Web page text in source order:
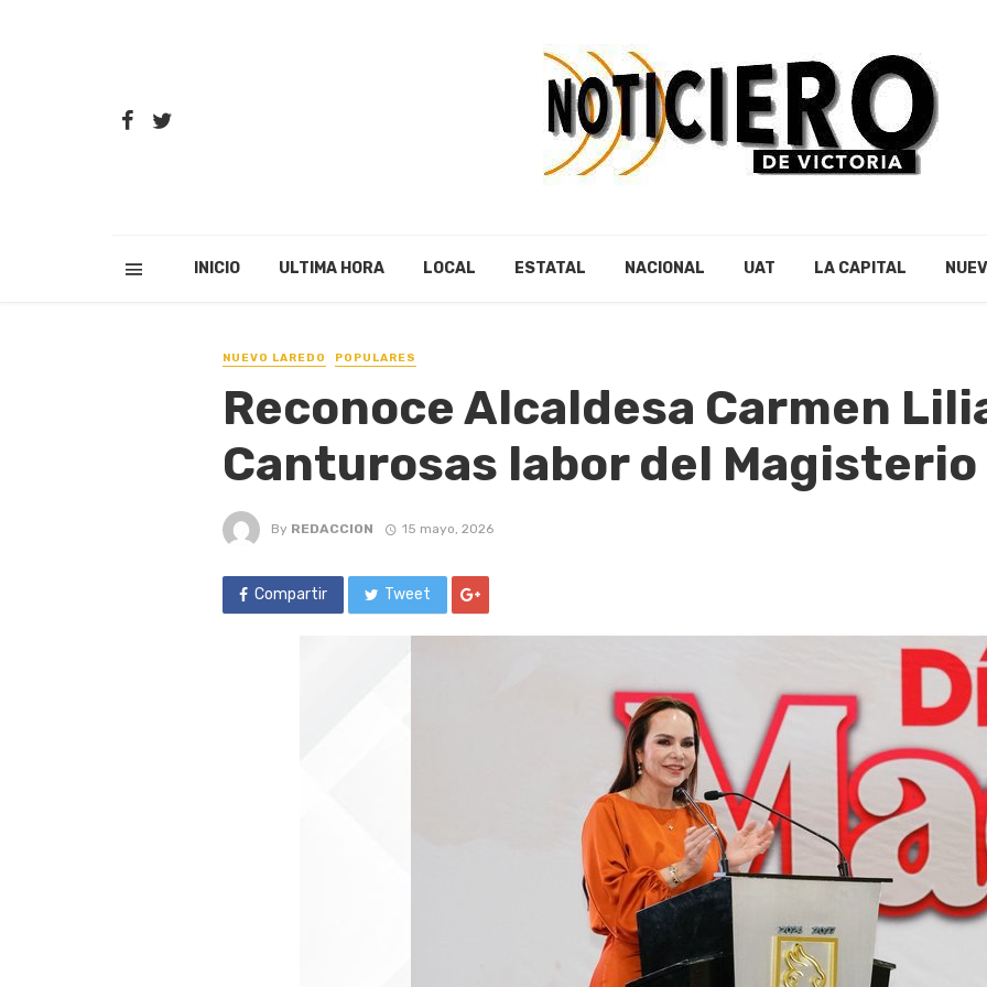
INICIO ULTIMA HORA LOCAL ESTATAL NACIONAL UAT LA CAPITAL
NUEVO LAREDO POPULARES
Reconoce Alcaldesa Carmen
Canturosas labor del Magisterio
By REDACCION 15 mayo, 2026
Compartir Tweet